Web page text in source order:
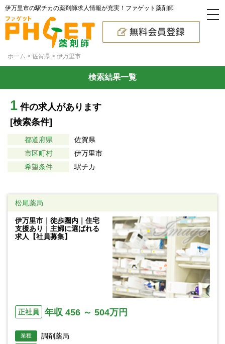
伊万里市の駅チカの薬剤師求人情報が充実！ファゲット薬剤師
ホーム 佐賀県 伊万里市
検索結果一覧
1 件の求人があります
[検索条件]
都道府県
佐賀県
市区町村
伊万里市
希望条件
駅チカ
松尾薬局
伊万里市｜徒歩圏内｜住宅
支援あり｜主婦に選ばれる
求人【社員募集】
正社員 年収 456 ～ 504万円
業種 調剤薬局